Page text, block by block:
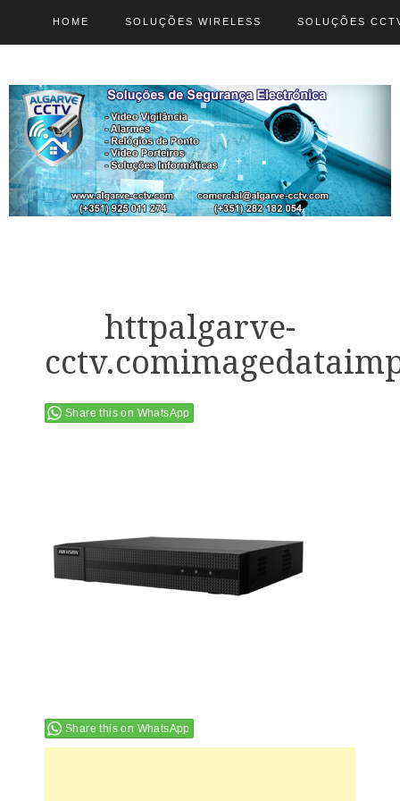
HOME SOLUÇÕES WIRELESS SOLUÇÕES
httpalgarve-
Share this on WhatsApp
Share this on WhatsApp